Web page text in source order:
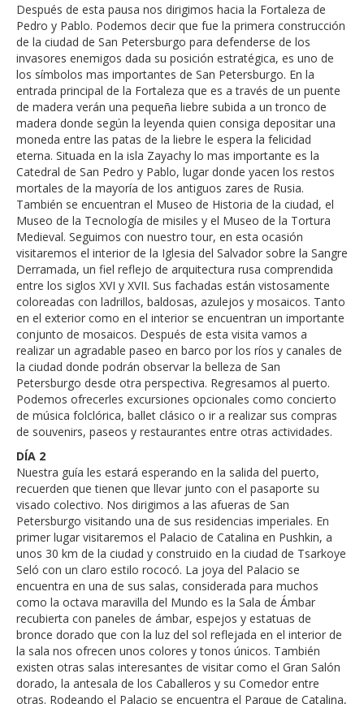
Después de esta pausa nos dirigimos hacia la Fortaleza de
Pedro y Pablo. Podemos decir que fue la primera construcción
de la ciudad de San Petersburgo para defenderse de los
invasores enemigos dada su posición estratégica, es uno de
los símbolos mas importantes de San Petersburgo. En la
entrada principal de la Fortaleza que es a través de un puente
de madera verán una pequeña liebre subida a un tronco de
madera donde según la leyenda quien consiga depositar una
moneda entre las patas de la liebre le espera la felicidad
eterna. Situada en la isla Zayachy lo mas importante es la
Catedral de San Pedro y Pablo, lugar donde yacen los restos
mortales de la mayoría de los antiguos zares de Rusia.
También se encuentran el Museo de Historia de la ciudad, el
Museo de la Tecnología de misiles y el Museo de la Tortura
Medieval. Seguimos con nuestro tour, en esta ocasión
visitaremos el interior de la Iglesia del Salvador sobre la Sangre
Derramada, un fiel reflejo de arquitectura rusa comprendida
entre los siglos XVI y XVII. Sus fachadas están vistosamente
coloreadas con ladrillos, baldosas, azulejos y mosaicos. Tanto
en el exterior como en el interior se encuentran un importante
conjunto de mosaicos. Después de esta visita vamos a
realizar un agradable paseo en barco por los ríos y canales de
la ciudad donde podrán observar la belleza de San
Petersburgo desde otra perspectiva. Regresamos al puerto.
Podemos ofrecerles excursiones opcionales como concierto
de música folclórica, ballet clásico o ir a realizar sus compras
de souvenirs, paseos y restaurantes entre otras actividades.
DÍA 2
Nuestra guía les estará esperando en la salida del puerto,
recuerden que tienen que llevar junto con el pasaporte su
visado colectivo. Nos dirigimos a las afueras de San
Petersburgo visitando una de sus residencias imperiales. En
primer lugar visitaremos el Palacio de Catalina en Pushkin, a
unos 30 km de la ciudad y construido en la ciudad de Tsarkoye
Seló con un claro estilo rococó. La joya del Palacio se
encuentra en una de sus salas, considerada para muchos
como la octava maravilla del Mundo es la Sala de Ámbar
recubierta con paneles de ámbar, espejos y estatuas de
bronce dorado que con la luz del sol reflejada en el interior de
la sala nos ofrecen unos colores y tonos únicos. También
existen otras salas interesantes de visitar como el Gran Salón
dorado, la antesala de los Caballeros y su Comedor entre
otras. Rodeando el Palacio se encuentra el Parque de Catalina,